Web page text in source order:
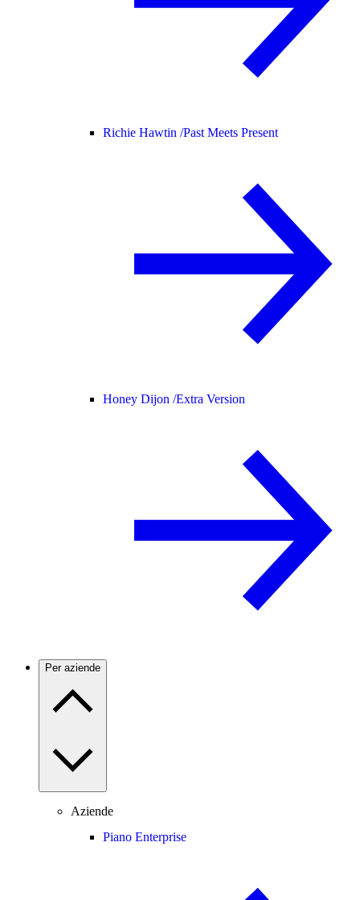
Richie Hawtin /Past Meets Present
Honey Dijon /Extra Version
Per aziende
Aziende
Piano Enterprise